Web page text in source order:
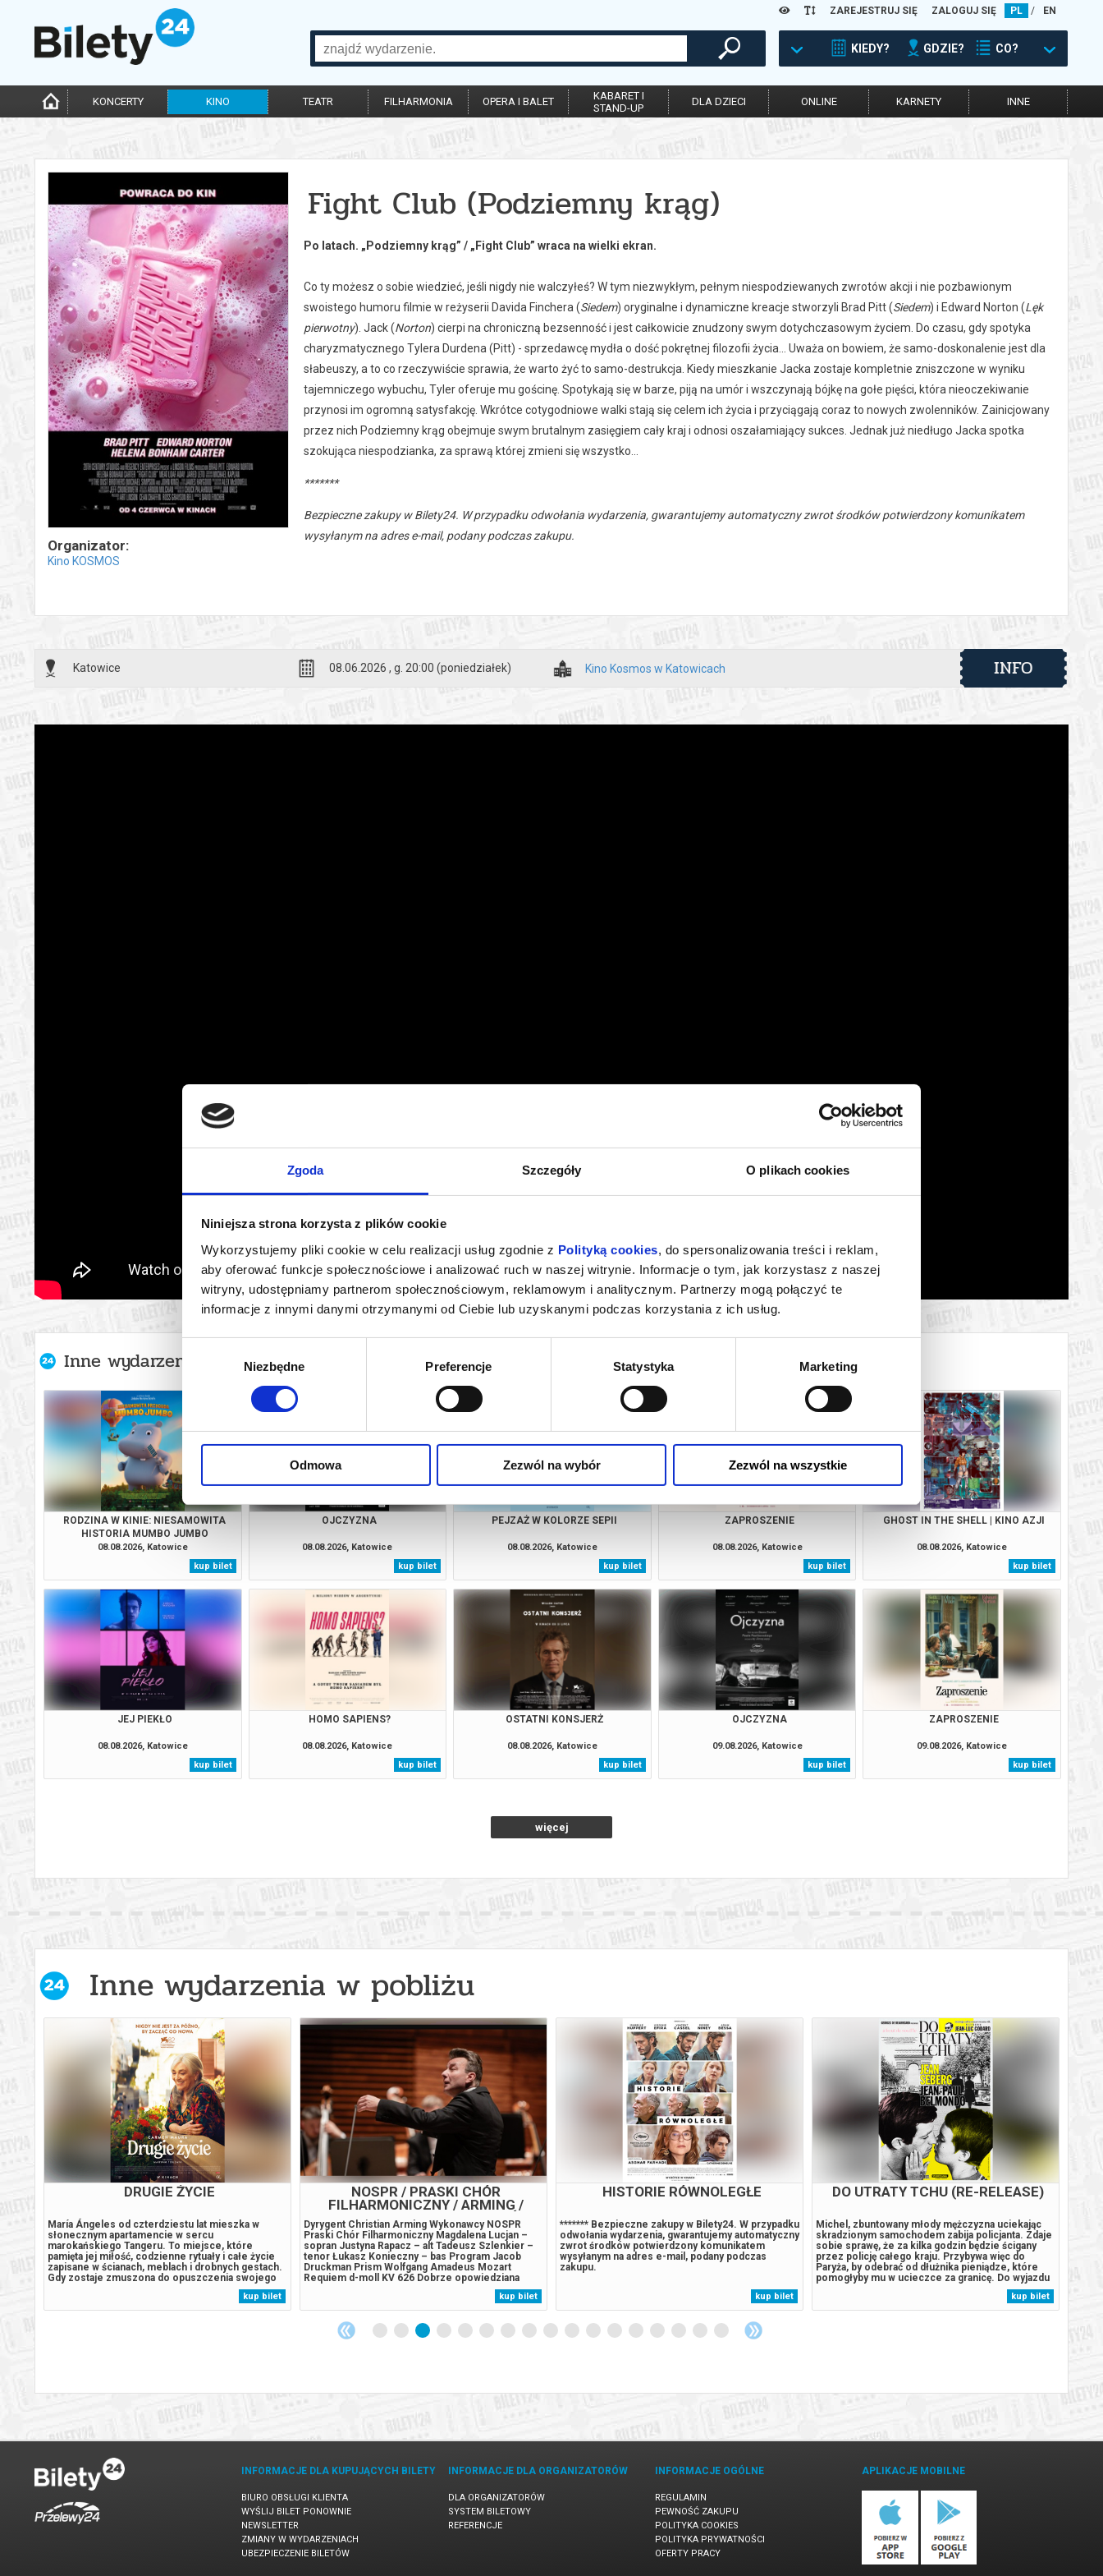
Zgoda Szczegóły O plikach cookies
Niniejsza strona korzysta z plików cookie
Wykorzystujemy pliki cookie w celu realizacji usług zgodnie z Polityką cookies, do spersonalizowania treści i reklam,
aby oferować funkcje społecznościowe i analizować ruch w naszej witrynie. Informacje o tym, jak korzystasz z naszej
witryny, udostępniamy partnerom społecznościowym, reklamowym i analitycznym. Partnerzy mogą połączyć te
informacje z innymi danymi otrzymanymi od Ciebie lub uzyskanymi podczas korzystania z ich usług.
Niezbędne Preferencje Statystyka Marketing
Odmowa Zezwól na wybór Zezwól na wszystkie
ZAREJESTRUJ SIĘ ZALOGUJ SIĘ PL / EN
KIEDY? GDZIE? CO?
KONCERTY KINO TEATR FILHARMONIA OPERA I BALET
KABARET I
STAND-UP
DLA DZIECI ONLINE KARNETY INNE
Organizator:
Kino KOSMOS
Fight Club (Podziemny krąg)
Po latach. „Podziemny krąg” / „Fight Club” wraca na wielki ekran.
Co ty możesz o sobie wiedzieć, jeśli nigdy nie walczyłeś? W tym niezwykłym, pełnym niespodziewanych zwrotów akcji i nie pozbawionym
swoistego humoru filmie w reżyserii Davida Finchera (Siedem) oryginalne i dynamiczne kreacje stworzyli Brad Pitt (Siedem) i Edward Norton (Lęk
pierwotny). Jack (Norton) cierpi na chroniczną bezsenność i jest całkowicie znudzony swym dotychczasowym życiem. Do czasu, gdy spotyka
charyzmatycznego Tylera Durdena (Pitt) - sprzedawcę mydła o dość pokrętnej filozofii życia... Uważa on bowiem, że samo-doskonalenie jest dla
słabeuszy, a to co rzeczywiście sprawia, że warto żyć to samo-destrukcja. Kiedy mieszkanie Jacka zostaje kompletnie zniszczone w wyniku
tajemniczego wybuchu, Tyler oferuje mu gościnę. Spotykają się w barze, piją na umór i wszczynają bójkę na gołe pięści, która nieoczekiwanie
przynosi im ogromną satysfakcję. Wkrótce cotygodniowe walki stają się celem ich życia i przyciągają coraz to nowych zwolenników. Zainicjowany
przez nich Podziemny krąg obejmuje swym brutalnym zasięgiem cały kraj i odnosi oszałamiający sukces. Jednak już niedługo Jacka spotka
szokująca niespodzianka, za sprawą której zmieni się wszystko...
*******
Bezpieczne zakupy w Bilety24. W przypadku odwołania wydarzenia, gwarantujemy automatyczny zwrot środków potwierdzony komunikatem
wysyłanym na adres e-mail, podany podczas zakupu.
Katowice 08.06.2026 , g. 20:00 (poniedziałek) Kino Kosmos w Katowicach INFO
Inne wydarzenia organizatora
RODZINA W KINIE: NIESAMOWITA
HISTORIA MUMBO JUMBO
08.08.2026, Katowice
kup bilet
OJCZYZNA
08.08.2026, Katowice
kup bilet
PEJZAŻ W KOLORZE SEPII
08.08.2026, Katowice
kup bilet
ZAPROSZENIE
08.08.2026, Katowice
kup bilet
GHOST IN THE SHELL | KINO AZJI
08.08.2026, Katowice
kup bilet
JEJ PIEKŁO
08.08.2026, Katowice
kup bilet
HOMO SAPIENS?
08.08.2026, Katowice
kup bilet
OSTATNI KONSJERŻ
08.08.2026, Katowice
kup bilet
OJCZYZNA
09.08.2026, Katowice
kup bilet
ZAPROSZENIE
09.08.2026, Katowice
kup bilet
więcej
Inne wydarzenia w pobliżu
bilet
DRUGIE ŻYCIE
María Ángeles od czterdziestu lat mieszka w
słonecznym apartamencie w sercu
marokańskiego Tangeru. To miejsce, które
pamięta jej miłość, codzienne rytuały i całe życie
zapisane w ścianach, meblach i drobnych gestach.
Gdy zostaje zmuszona do opuszczenia swojego
domu, nie potrafi się z tym pogodzić – bo dom to
nie tylko adres, lecz część tożsamości. To, co
początkowo wydaje się bolesną koniecznością,...
kup bilet
NOSPR / PRASKI CHÓR
FILHARMONICZNY / ARMING /
MUZYKA W CZASACH OPOWIEŚCI /
S2
Dyrygent Christian Arming Wykonawcy NOSPR
Praski Chór Filharmoniczny Magdalena Lucjan –
sopran Justyna Rapacz – alt Tadeusz Szlenkier –
tenor Łukasz Konieczny – bas Program Jacob
Druckman Prism Wolfgang Amadeus Mozart
Requiem d-moll KV 626 Dobrze opowiedziana
historia jest ciekawsza od prawdy. Jesteśmy
bardziej skłonni w nią uwierzyć, prawdę odrzucając
jako zbyt złożoną lub nieinteresującą. Często...
kup bilet
HISTORIE RÓWNOLEGŁE
******* Bezpieczne zakupy w Bilety24. W przypadku
odwołania wydarzenia, gwarantujemy automatyczny
zwrot środków potwierdzony komunikatem
wysyłanym na adres e-mail, podany podczas
zakupu.
kup bilet
DO UTRATY TCHU (RE-RELEASE)
Michel, zbuntowany młody mężczyzna uciekając
skradzionym samochodem zabija policjanta. Zdaje
sobie sprawę, że za kilka godzin będzie ścigany
przez policję całego kraju. Przybywa więc do
Paryża, by odebrać od dłużnika pieniądze, które
pomogłyby mu w ucieczce za granicę. Do wyjazdu
namawia także piękną Amerykankę, z którą łączy
go niesprecyzowane uczucie. Sprawy zaczynają
się komplikować, gdy okazuje...
kup bilet
INFORMACJE DLA KUPUJĄCYCH BILETY
BIURO OBSŁUGI KLIENTA
WYŚLIJ BILET PONOWNIE
NEWSLETTER
ZMIANY W WYDARZENIACH
UBEZPIECZENIE BILETÓW
INFORMACJE DLA ORGANIZATORÓW
DLA ORGANIZATORÓW
SYSTEM BILETOWY
REFERENCJE
INFORMACJE OGÓLNE
REGULAMIN
PEWNOŚĆ ZAKUPU
POLITYKA COOKIES
POLITYKA PRYWATNOŚCI
OFERTY PRACY
APLIKACJE MOBILNE